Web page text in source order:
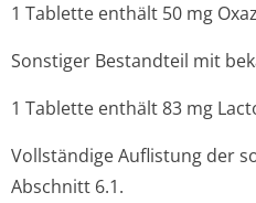
1 Tablette enthält 50 mg
Sonstiger Bestandteil mit
1 Tablette enthält 83 mg
Vollständige Auflistung der
Abschnitt 6.1.